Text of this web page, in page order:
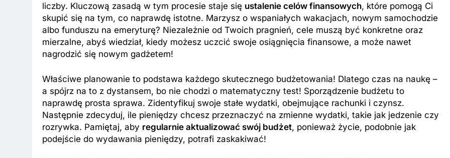
liczby. Kluczową zasadą w tym procesie staje się ustalenie celów finansowych, które pomogą Ci
skupić się na tym, co naprawdę istotne. Marzysz o wspaniałych wakacjach, nowym samochodzie
albo funduszu na emeryturę? Niezależnie od Twoich pragnień, cele muszą być konkretne oraz
mierzalne, abyś wiedział, kiedy możesz uczcić swoje osiągnięcia finansowe, a może nawet
nagrodzić się nowym gadżetem!
Właściwe planowanie to podstawa każdego skutecznego budżetowania! Dlatego czas na naukę –
a spójrz na to z dystansem, bo nie chodzi o matematyczny test! Sporządzenie budżetu to
naprawdę prosta sprawa. Zidentyfikuj swoje stałe wydatki, obejmujące rachunki i czynsz.
Następnie zdecyduj, ile pieniędzy chcesz przeznaczyć na zmienne wydatki, takie jak jedzenie czy
rozrywka. Pamiętaj, aby regularnie aktualizować swój budżet, ponieważ życie, podobnie jak
podejście do wydawania pieniędzy, potrafi zaskakiwać!